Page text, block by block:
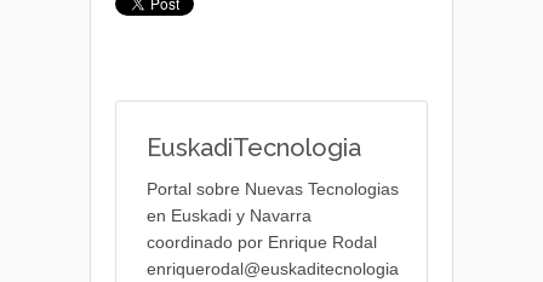
EuskadiTecnologia
Portal sobre Nuevas Tecnologias
en Euskadi y Navarra
coordinado por Enrique Rodal
enriquerodal@euskaditecnologia